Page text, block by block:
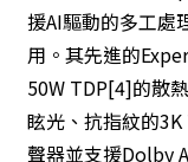
援AI驅動的多工處
用。其先進的
50W TDP[4]的散
眩光、抗指紋的
聲器並支援Dolby